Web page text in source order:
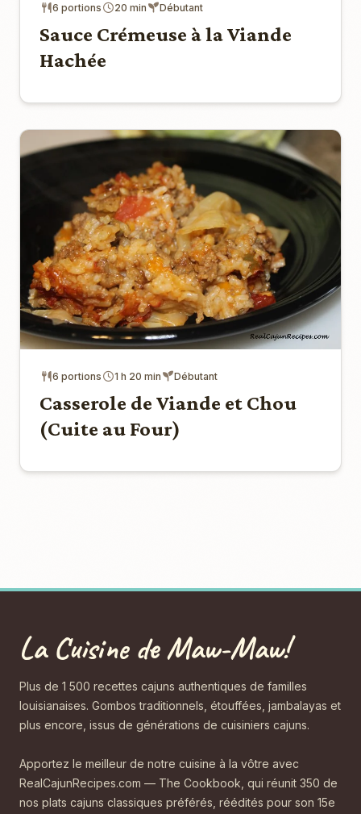
6 portions 20 min Débutant
Sauce Crémeuse à la Viande
Hachée
6 portions 1 h 20 min Débutant
Casserole de Viande et Chou
(Cuite au Four)
La Cuisine de Maw-Maw!
Plus de 1 500 recettes cajuns authentiques de familles
louisianaises. Gombos traditionnels, étouffées, jambalayas et
plus encore, issus de générations de cuisiniers cajuns.
Apportez le meilleur de notre cuisine à la vôtre avec
RealCajunRecipes.com — The Cookbook, qui réunit 350 de
nos plats cajuns classiques préférés, réédités pour son 15e